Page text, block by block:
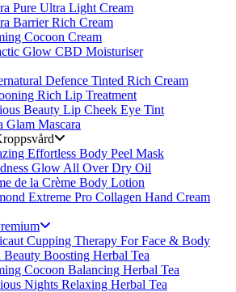
Pure Ultra Light Cream
Barrier Rich Cream
Cocoon Cream
Glow CBD Moisturiser
Defence Tinted Rich Cream
Rich Lip Treatment
Beauty Lip Cheek Eye Tint
Glam Mascara
Effortless Body Peel Mask
Glow All Over Dry Oil
de la Crème Body Lotion
Extreme Pro Collagen Hand Cream
Cupping Therapy For Face & Body
Beauty Boosting Herbal Tea
Cocoon Balancing Herbal Tea
Nights Relaxing Herbal Tea